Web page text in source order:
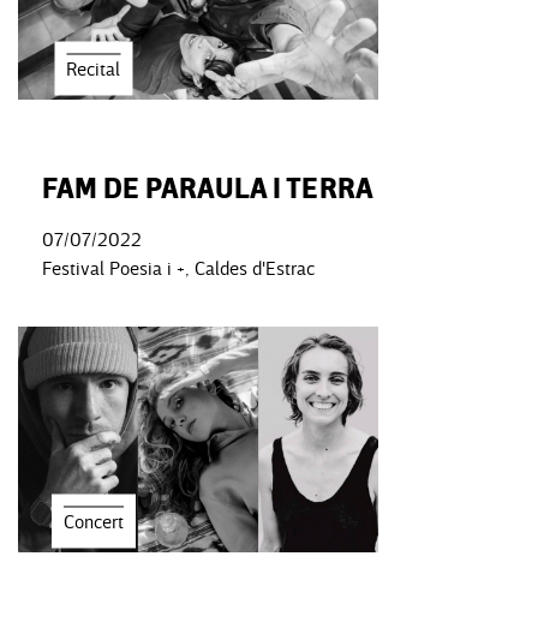
Recital
FAM DE PARAULA I TERRA
07/07/2022
Festival Poesia i +, Caldes d'Estrac
Concert